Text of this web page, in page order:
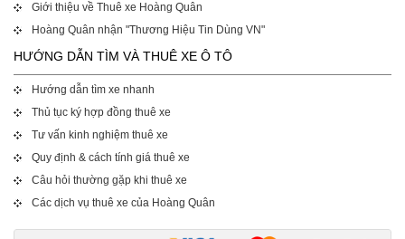
Giới thiệu về Thuê xe Hoàng Quân
Hoàng Quân nhận "Thương Hiệu Tin Dùng VN"
HƯỚNG DẪN TÌM VÀ THUÊ XE Ô TÔ
Hướng dẫn tìm xe nhanh
Thủ tục ký hợp đồng thuê xe
Tư vấn kinh nghiệm thuê xe
Quy định & cách tính giá thuê xe
Câu hỏi thường gặp khi thuê xe
Các dịch vụ thuê xe của Hoàng Quân